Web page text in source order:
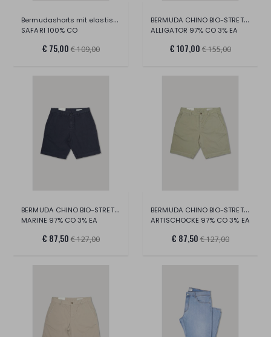
Bermudashorts mit elastischem Bund, Schw
SAFARI 100% CO
€ 75,00 € 109,00
BERMUDA CHINO BIO-STRETCH-STOFF
ALLIGATOR 97% CO 3% EA
€ 107,00 € 155,00
BERMUDA CHINO BIO-STRETCH-STOFF
MARINE 97% CO 3% EA
€ 87,50 € 127,00
BERMUDA CHINO BIO-STRETCH-STOFF
ARTISCHOCKE 97% CO 3% EA
€ 87,50 € 127,00